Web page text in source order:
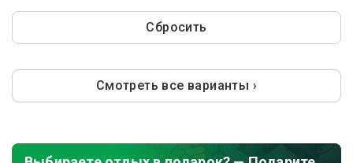
Сбросить
Смотреть все варианты ›